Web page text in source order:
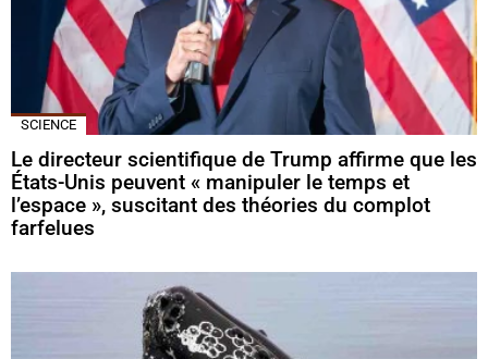
SCIENCE
Le directeur scientifique de Trump affirme que les
États-Unis peuvent « manipuler le temps et
l’espace », suscitant des théories du complot
farfelues